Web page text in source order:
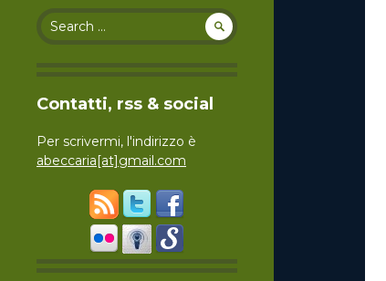
Search for:
Contatti, rss & social
Per scrivermi, l'indirizzo è
abeccaria[at]gmail.com